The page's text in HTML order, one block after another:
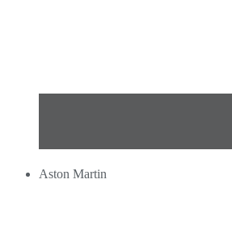
Aston Martin